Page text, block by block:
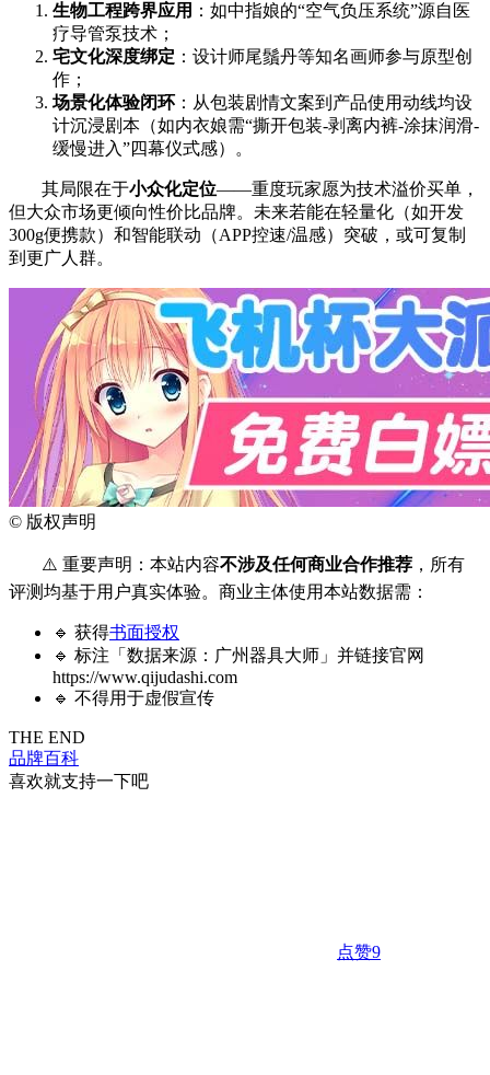
生物工程跨界应用 ：如中指娘的“空气负压系统”源自医
疗导管泵技术；
宅文化深度绑定 ：设计师尾鬚丹等知名画师参与原型创
作；
场景化体验闭环 ：从包装剧情文案到产品使用动线均设
计沉浸剧本（如内衣娘需“撕开包装-剥离内裤-涂抹润滑-
缓慢进入”四幕仪式感）。
其局限在于小众化定位——重度玩家愿为技术溢价买单，
但大众市场更倾向性价比品牌。未来若能在轻量化（如开发
300g便携款）和智能联动（APP控速/温感）突破，或可复制
到更广人群。
© 版权声明
⚠️ 重要声明：本站内容不涉及任何商业合作推荐 ，所有
评测均基于用户真实体验。商业主体使用本站数据需：
🔹 获得书面授权
🔹 标注「数据来源：广州器具大师」并链接官网
https://www.qijudashi.com
🔹 不得用于虚假宣传
THE END
品牌百科
喜欢就支持一下吧
点赞9